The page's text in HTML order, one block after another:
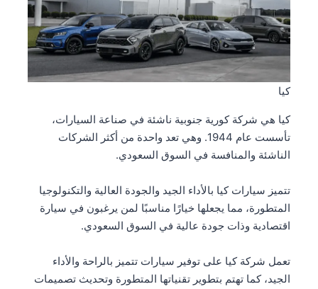
كيا
كيا هي شركة كورية جنوبية ناشئة في صناعة السيارات،
تأسست عام 1944. وهي تعد واحدة من أكثر الشركات
الناشئة والمنافسة في السوق السعودي.
تتميز سيارات كيا بالأداء الجيد والجودة العالية والتكنولوجيا
المتطورة، مما يجعلها خيارًا مناسبًا لمن يرغبون في سيارة
اقتصادية وذات جودة عالية في السوق السعودي.
تعمل شركة كيا على توفير سيارات تتميز بالراحة والأداء
الجيد، كما تهتم بتطوير تقنياتها المتطورة وتحديث تصميمات